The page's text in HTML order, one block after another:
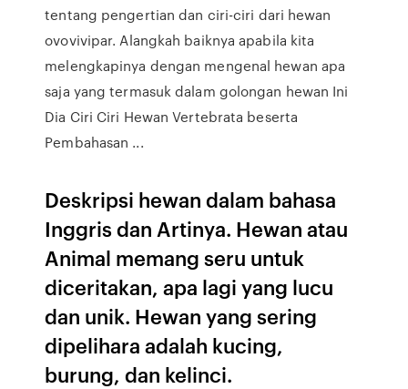
tentang pengertian dan ciri-ciri dari hewan
ovovivipar. Alangkah baiknya apabila kita
melengkapinya dengan mengenal hewan apa
saja yang termasuk dalam golongan hewan Ini
Dia Ciri Ciri Hewan Vertebrata beserta
Pembahasan ...
Deskripsi hewan dalam bahasa
Inggris dan Artinya. Hewan atau
Animal memang seru untuk
diceritakan, apa lagi yang lucu
dan unik. Hewan yang sering
dipelihara adalah kucing,
burung, dan kelinci.